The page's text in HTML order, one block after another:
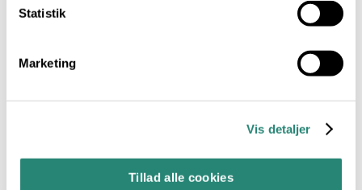
Statistik
Marketing
Vis detaljer
Tillad alle cookies
Smag og Sundhed